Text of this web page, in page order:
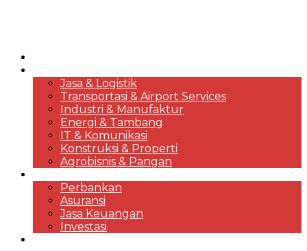
Jasa & Logistik
Transportasi & Airport Services
Industri & Manufaktur
Energi & Tambang
IT & Komunikasi
Konstruksi & Properti
Agrobisnis & Pangan
Perbankan
Asuransi
Jasa Keuangan
Investasi